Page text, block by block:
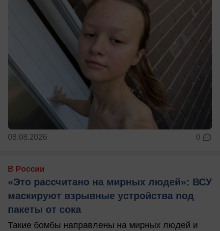
08.08.2026 0
В России
«Это рассчитано на мирных людей»: ВСУ
маскируют взрывные устройства под
пакеты от сока
Такие бомбы направлены на мирных людей и